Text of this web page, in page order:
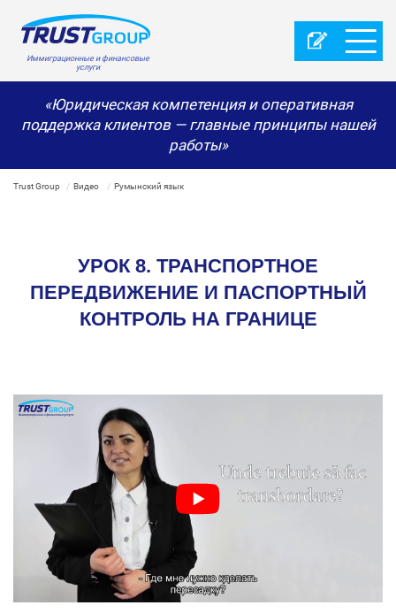
Иммиграционные и финансовые
услуги
«Юридическая компетенция и оперативная
поддержка клиентов — главные принципы нашей
работы»
Trust Group Видео Румынский язык
УРОК 8. ТРАНСПОРТНОЕ
ПЕРЕДВИЖЕНИЕ И ПАСПОРТНЫЙ
КОНТРОЛЬ НА ГРАНИЦЕ